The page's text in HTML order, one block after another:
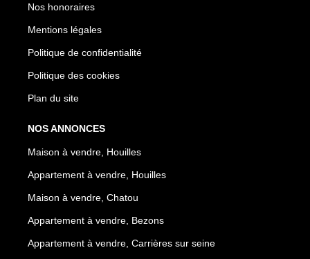
Nos honoraires
Mentions légales
Politique de confidentialité
Politique des cookies
Plan du site
NOS ANNONCES
Maison à vendre, Houilles
Appartement à vendre, Houilles
Maison à vendre, Chatou
Appartement à vendre, Bezons
Appartement à vendre, Carrières sur seine